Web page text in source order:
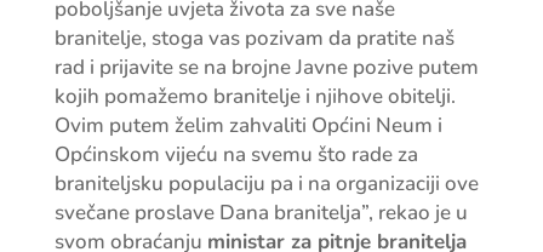
poboljšanje uvjeta života za sve naše
branitelje, stoga vas pozivam da pratite naš
rad i prijavite se na brojne Javne pozive putem
kojih pomažemo branitelje i njihove obitelji.
Ovim putem želim zahvaliti Općini Neum i
Općinskom vijeću na svemu što rade za
braniteljsku populaciju pa i na organizaciji ove
svečane proslave Dana branitelja”, rekao je u
svom obraćanju ministar za pitnje branitelja